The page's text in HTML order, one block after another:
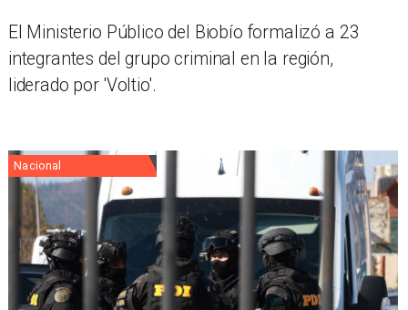
El Ministerio Público del Biobío formalizó a 23
integrantes del grupo criminal en la región,
liderado por 'Voltio'.
Nacional